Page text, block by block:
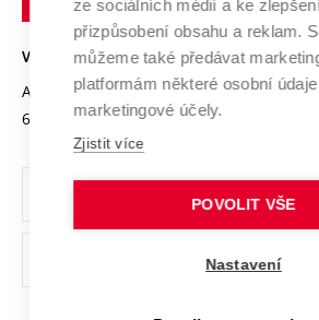
Open Science
Projekty
Projekty ze strukturálních fondů
Specifický výzkum
Univerzitní sítě
Bezpečná univerzita
Vyznamenání
Organizační struktura
Ochrana osobních údajů
odkaz)
VYSOKÉ UČENÍ TECHNICKÉ V BRNĚ
Antonínská 548/1
602 00 Brno
www.vut.cz
vut@vutbr.cz
ze sociálních médií a ke
přizpůsobení obsahu a reklam.
můžeme také předávat
platformám některé osobní
marketingové účely.
Zjistit více
POVOLIT VŠE
Nastavení